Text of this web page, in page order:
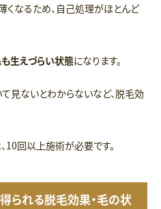
なるため、自己処理がほとんど
生えづらい状態になります。
見ないとわからないなど、脱毛効
10回以上施術が必要です。
られる脱毛効果・毛の状